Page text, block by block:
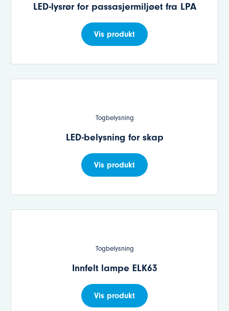
LED-lysrør for passasjermiljøet fra LPA
Vis produkt
Togbelysning
LED-belysning for skap
Vis produkt
Togbelysning
Innfelt lampe ELK63
Vis produkt